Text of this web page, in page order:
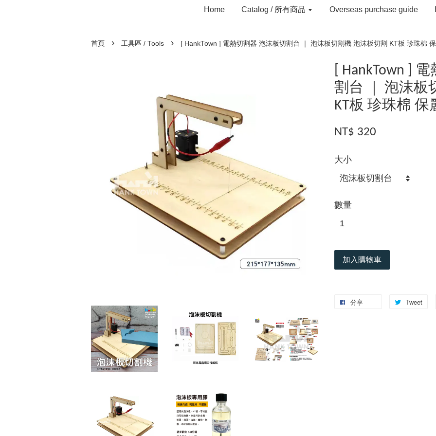
Home Catalog / 所有商品 Overseas purchase guide
首頁 › 工具區 / Tools › [ HankTown ] 電熱切割器 泡沫板切割台 ｜ 泡沫板切割機 泡沫板切割 KT板 珍珠棉
[ HankTown ]
割台 ｜ 泡沫板
KT板 珍珠棉 保
NT$ 320
大小
數量
加入購物車
分享 Tweet